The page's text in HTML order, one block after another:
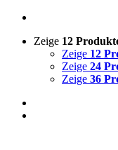
Zeige 12
Zeige 12
Zeige 24
Zeige 36